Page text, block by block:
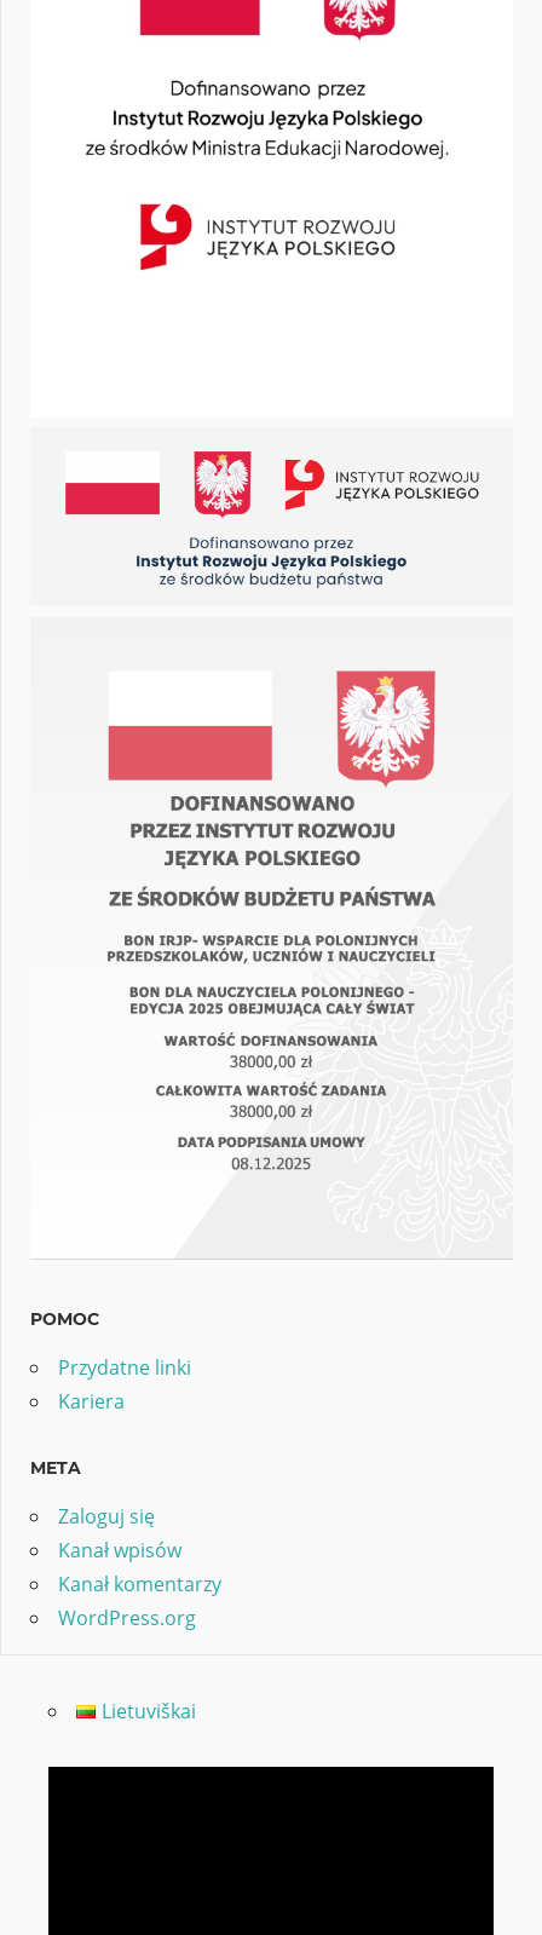
POMOC
Przydatne linki
Kariera
META
Zaloguj się
Kanał wpisów
Kanał komentarzy
WordPress.org
Lietuviškai